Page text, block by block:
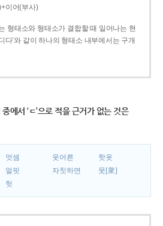
이어(부사)
형태소와 형태소가 결합할 때 일어나는 현
다’와 같이 하나의 형태소 내부에서는 구개
중에서 ‘ㄷ’으로 적을 근거가 없는 것은
엇셈 웃어른
핫옷
얼핏 자칫하면
뭇[衆]
헛